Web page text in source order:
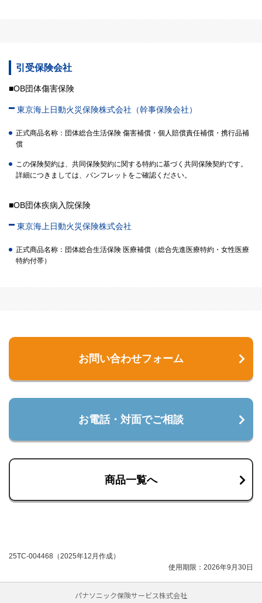
引受保険会社
■OB団体傷害保険
東京海上日動火災保険株式会社（幹事保険会社）
正式商品名称：団体総合生活保険 傷害補償・個人賠償責任補償・携行品補
償
この保険契約は、共同保険契約に関する特約に基づく共同保険契約です。
詳細につきましては、パンフレットをご確認ください。
■OB団体疾病入院保険
東京海上日動火災保険株式会社
正式商品名称：団体総合生活保険 医療補償（総合先進医療特約・女性医療
特約付帯）
お問い合わせフォーム
お電話・対面でご相談
商品一覧へ
25TC-004468（2025年12月作成）
使用期限：2026年9月30日
パナソニック保険サービス株式会社